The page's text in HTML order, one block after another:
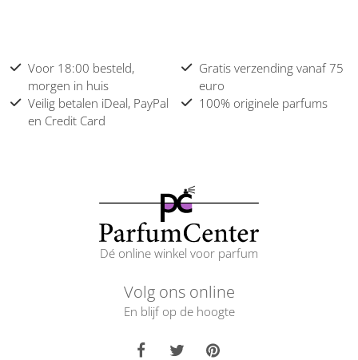
Voor 18:00 besteld,
morgen in huis
Gratis verzending vanaf 75
euro
Veilig betalen iDeal, PayPal
en Credit Card
100% originele parfums
Dé online winkel voor parfum
Volg ons online
En blijf op de hoogte